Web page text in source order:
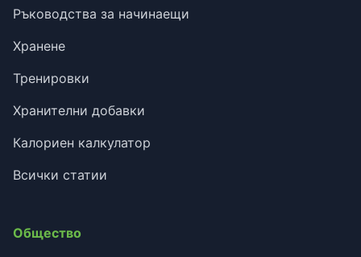
Ръководства за начинаещи
Хранене
Тренировки
Хранителни добавки
Калориен калкулатор
Всички статии
Общество